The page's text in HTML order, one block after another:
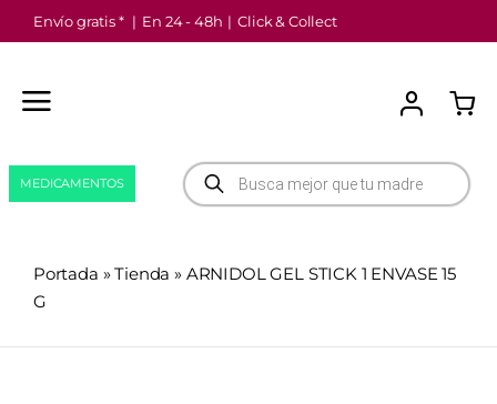
Saltar
al
Envío gratis * | En 24 - 48h | Click & Collect
Búsqueda
de
productos
MEDICAMENTOS
Portada »Tienda » ARNIDOL GEL STICK 1 ENVASE 15
G